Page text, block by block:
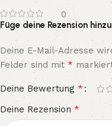
0
Füge deine Rezension hinzu
Deine E-Mail-Adresse
Felder sind mit *
Deine Bewertung *
Deine Rezension *